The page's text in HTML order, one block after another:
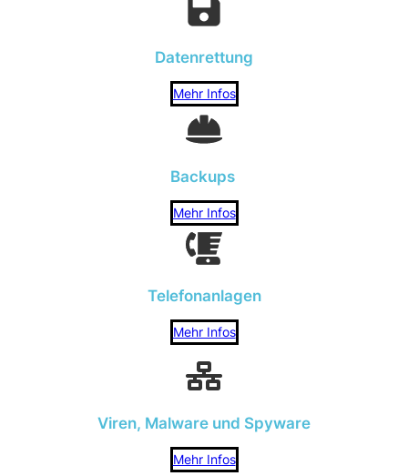
Datenrettung
Mehr Infos
Backups
Mehr Infos
Telefonanlagen
Mehr Infos
Viren, Malware und Spyware
Mehr Infos